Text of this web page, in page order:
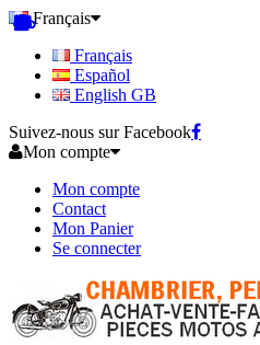
Français
Français
Español
English GB
Suivez-nous sur Facebook
Mon compte
Mon compte
Contact
Mon Panier
Se connecter